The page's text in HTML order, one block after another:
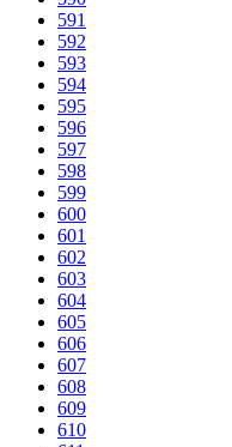
591
592
593
594
595
596
597
598
599
600
601
602
603
604
605
606
607
608
609
610